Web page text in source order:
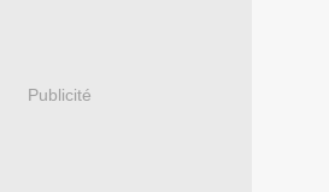
Publicité